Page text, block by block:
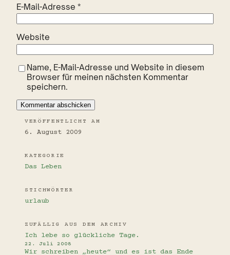
E-Mail-Adresse *
Website
Name, E-Mail-Adresse und Website in diesem
Browser für meinen nächsten Kommentar
speichern.
VERÖFFENTLICHT AM
6. August 2009
KATEGORIE
Das Leben
STICHWÖRTER
urlaub
ZUFÄLLIG AUS DEM ARCHIV
Ich lebe so glückliche Tage.
22. Juli 2008
Wir schreiben „heute“ und es ist das Ende